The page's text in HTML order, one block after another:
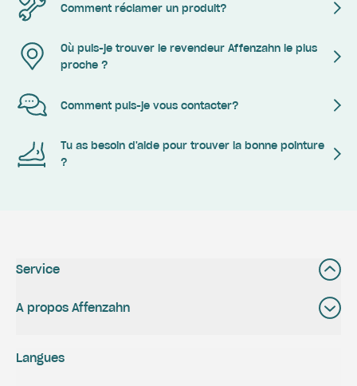
Comment réclamer un produit?
Où puis-je trouver le revendeur Affenzahn le plus
proche ?
Comment puis-je vous contacter?
Tu as besoin d'aide pour trouver la bonne pointure
?
Service
A propos Affenzahn
Langues